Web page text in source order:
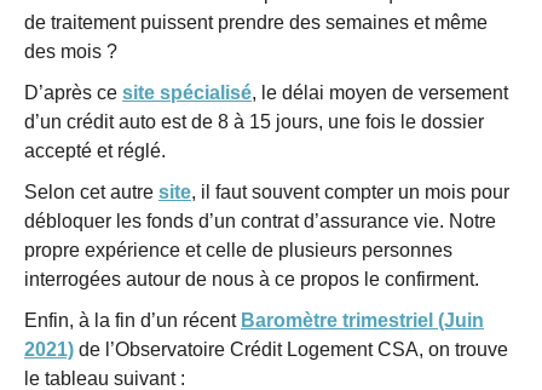
de traitement puissent prendre des semaines et même
des mois ?
D’après ce site spécialisé, le délai moyen de versement
d’un crédit auto est de 8 à 15 jours, une fois le dossier
accepté et réglé.
Selon cet autre site, il faut souvent compter un mois pour
débloquer les fonds d’un contrat d’assurance vie. Notre
propre expérience et celle de plusieurs personnes
interrogées autour de nous à ce propos le confirment.
Enfin, à la fin d’un récent Baromètre trimestriel (Juin
2021) de l’Observatoire Crédit Logement CSA, on trouve
le tableau suivant :